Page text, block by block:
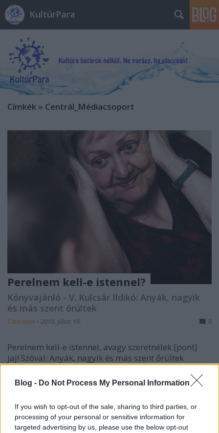
Blog - Do Not Process My Personal Information
If you wish to opt-out of the sale, sharing to third parties, or
processing of your personal or sensitive information for
targeted advertising by us, please use the below opt-out
KultúrPara
Címkék » Centrál_Médiacsoport
Perelnem kell-e istennel?
Könyvajánló - V. Kulcsár Ildikó: Anyák, nagyik
és más szent őrültek
Carbonari • 2019. július 19. 0
Perelnem kell-e istennel, avagy szeretnélek [pont]
jaj! Szóval: Anyák, nagyik és más szent őrültek
címmel a Centrál Könyvek az országosan ismert és
elismert V. Kulcsár Ildikó újabb művét hozta el az
olvasók - és igen! - rajongók számára. A szerző